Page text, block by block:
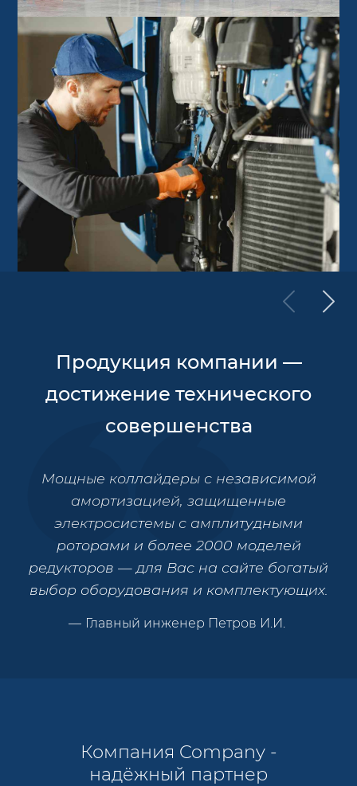
Продукция компании —
достижение технического
совершенства
Мощные коллайдеры с независимой
амортизацией, защищенные
электросистемы с амплитудными
роторами и более 2000 моделей
редукторов — для Вас на сайте богатый
выбор оборудования и комплектующих.
Главный инженер Петров И.И.
Компания Company -
надёжный партнер